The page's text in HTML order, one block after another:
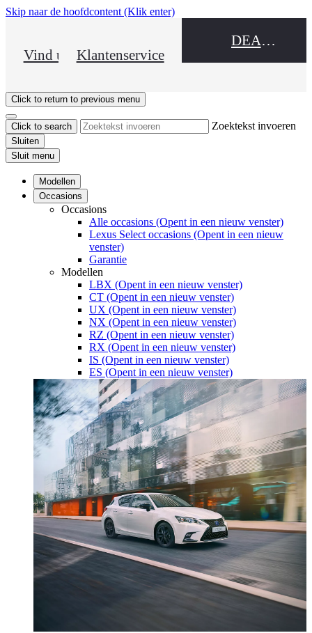
Skip naar de hoofdcontent (Klik enter)
Vind uw dealerKlantenservice
DEALER NAME
Click to return to previous menu
Click to search Zoektekst invoeren
Sluiten
Sluit menu
Modellen
Occasions
Occasions
Alle occasions (Opent in een nieuw venster)
Lexus Select occasions (Opent in een nieuw
venster)
Garantie
Modellen
LBX (Opent in een nieuw venster)
CT (Opent in een nieuw venster)
UX (Opent in een nieuw venster)
NX (Opent in een nieuw venster)
RZ (Opent in een nieuw venster)
RX (Opent in een nieuw venster)
IS (Opent in een nieuw venster)
ES (Opent in een nieuw venster)